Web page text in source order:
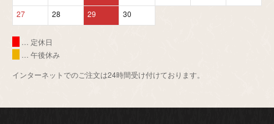
27
28 29 30
… 定休日
… 午後休み
インターネットでのご注文は24時間受け付けております。